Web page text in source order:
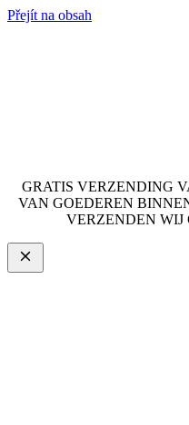
Přejít na obsah
GRATIS VERZENDING
VAN GOEDEREN
VERZENDEN WIJ